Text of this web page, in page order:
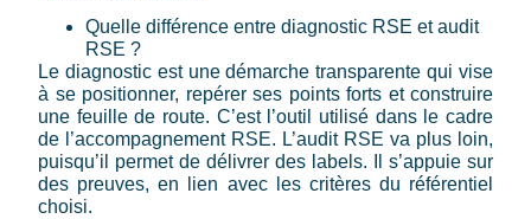
Quelle différence entre diagnostic RSE et audit
RSE ?
Le diagnostic est une démarche transparente qui vise
à se positionner, repérer ses points forts et construire
une feuille de route. C’est l’outil utilisé dans le cadre
de l’accompagnement RSE. L’audit RSE va plus loin,
puisqu’il permet de délivrer des labels. Il s’appuie sur
des preuves, en lien avec les critères du référentiel
choisi.